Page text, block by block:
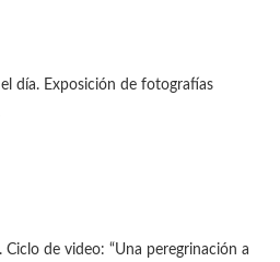
día. Exposición de fotografías
de video: “Una peregrinación a